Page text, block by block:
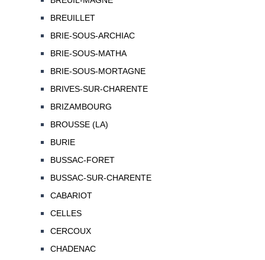
BREUILLET
BRIE-SOUS-ARCHIAC
BRIE-SOUS-MATHA
BRIE-SOUS-MORTAGNE
BRIVES-SUR-CHARENTE
BRIZAMBOURG
BROUSSE (LA)
BURIE
BUSSAC-FORET
BUSSAC-SUR-CHARENTE
CABARIOT
CELLES
CERCOUX
CHADENAC